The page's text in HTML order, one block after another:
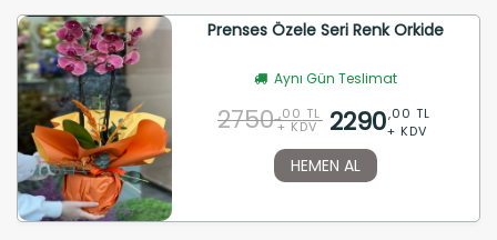
Prenses Özele Seri Renk Orkide
Aynı Gün Teslimat
2750 ,00 TL
+ KDV 2290,00 TL
+ KDV
HEMEN AL